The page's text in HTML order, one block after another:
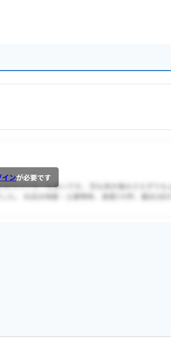
インが必要です